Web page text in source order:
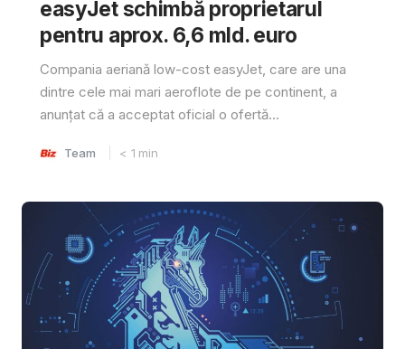
easyJet schimbă proprietarul
pentru aprox. 6,6 mld. euro
Compania aeriană low-cost easyJet, care are una
dintre cele mai mari aeroflote de pe continent, a
anunțat că a acceptat oficial o ofertă...
Team < 1 min